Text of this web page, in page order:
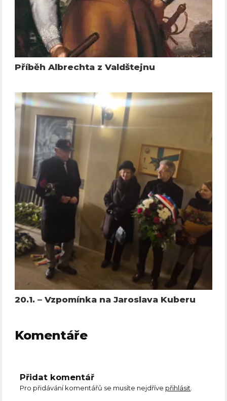
Příběh Albrechta z Valdštejnu
20.1. – Vzpomínka na Jaroslava Kuberu
Komentáře
Přidat komentář
Pro přidávání komentářů se musíte nejdříve přihlásit.